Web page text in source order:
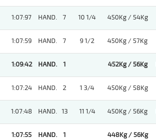
1:07:97 HAND. 7 10 1/4 450Kg / 54Kg
1:07:59 HAND. 7 9 1/2 450Kg / 57Kg
1:09:42 HAND. 1 452Kg / 56Kg
1:07:24 HAND. 2 1 3/4 450Kg / 58Kg
1:07:48 HAND. 13 11 1/4 450Kg / 56Kg
1:07:55 HAND. 1 448Kg / 56Kg